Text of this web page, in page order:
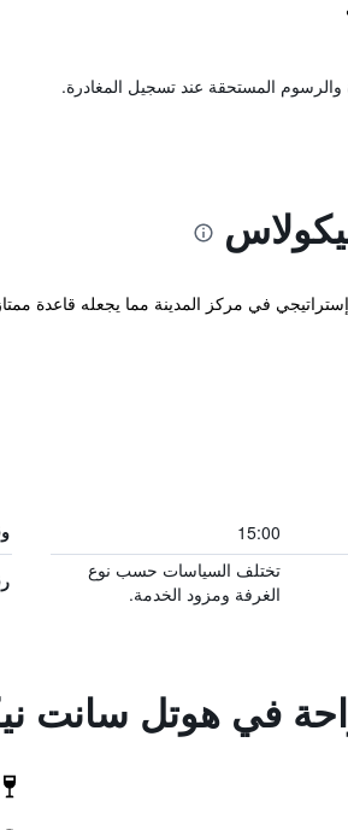
المستحقة عند تسجيل المغادرة.
3 نجوم في مكان إستراتيجي في مركز المدينة مما
15:00
تختلف السياسات حسب نوع
الغرفة ومزود الخدمة.
في هوتل سانت